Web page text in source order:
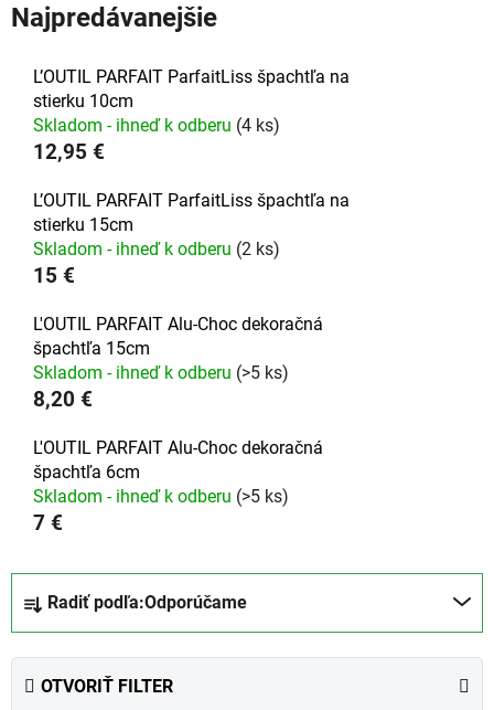
Najpredávanejšie
L’OUTIL PARFAIT ParfaitLiss špachtľa na
stierku 10cm
Skladom - ihneď k odberu (4 ks)
12,95 €
L’OUTIL PARFAIT ParfaitLiss špachtľa na
stierku 15cm
Skladom - ihneď k odberu (2 ks)
15 €
L'OUTIL PARFAIT Alu-Choc dekoračná
špachtľa 15cm
Skladom - ihneď k odberu (>5 ks)
8,20 €
L'OUTIL PARFAIT Alu-Choc dekoračná
špachtľa 6cm
Skladom - ihneď k odberu (>5 ks)
7 €
d
Radiť podľa:Odporúčame
OTVORIŤ FILTER